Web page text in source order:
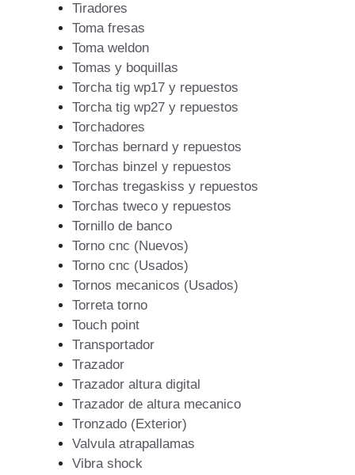
Tiradores
Toma fresas
Toma weldon
Tomas y boquillas
Torcha tig wp17 y repuestos
Torcha tig wp27 y repuestos
Torchadores
Torchas bernard y repuestos
Torchas binzel y repuestos
Torchas tregaskiss y repuestos
Torchas tweco y repuestos
Tornillo de banco
Torno cnc (Nuevos)
Torno cnc (Usados)
Tornos mecanicos (Usados)
Torreta torno
Touch point
Transportador
Trazador
Trazador altura digital
Trazador de altura mecanico
Tronzado (Exterior)
Valvula atrapallamas
Vibra shock